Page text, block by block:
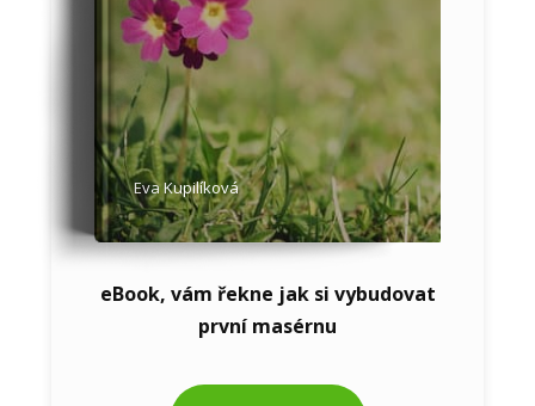
Eva Kupilíková
eBook, vám řekne jak si vybudovat
první masérnu